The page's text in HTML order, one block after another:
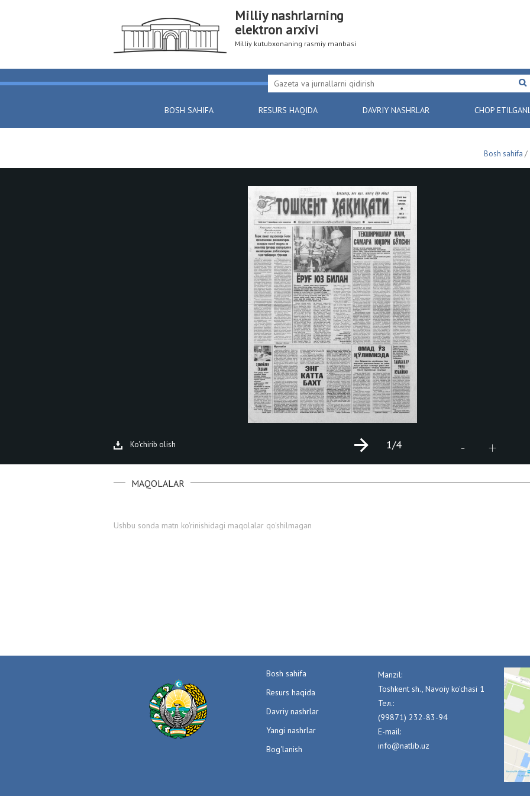
Milliy nashrlarning
elektron arxivi
Milliy kutubxonaning rasmiy manbasi
BOSH SAHIFA RESURS HAQIDA DAVRIY NASHRLAR CHOP
Bosh sahifa /
Ko'chirib olish - +
1/4
MAQOLALAR
Ushbu sonda matn ko'rinishidagi maqolalar qo'shilmagan
Bosh sahifa
Resurs haqida
Davriy nashrlar
Yangi nashrlar
Bog'lanish
Manzil:
Toshkent sh., Navoiy ko'chasi 1
Тел.:
(99871) 232-83-94
E-mail:
info@natlib.uz